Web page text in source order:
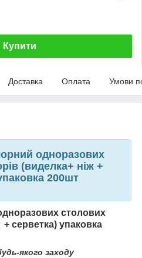
Купити
Доставка Оплата Умови
одноразових
(виделка+ ніж +
200шт
столових
серветка) упаковка
якого заходу